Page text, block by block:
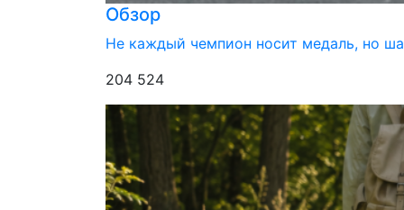
Обзор
Не каждый чемпион носит медаль, но
204 524